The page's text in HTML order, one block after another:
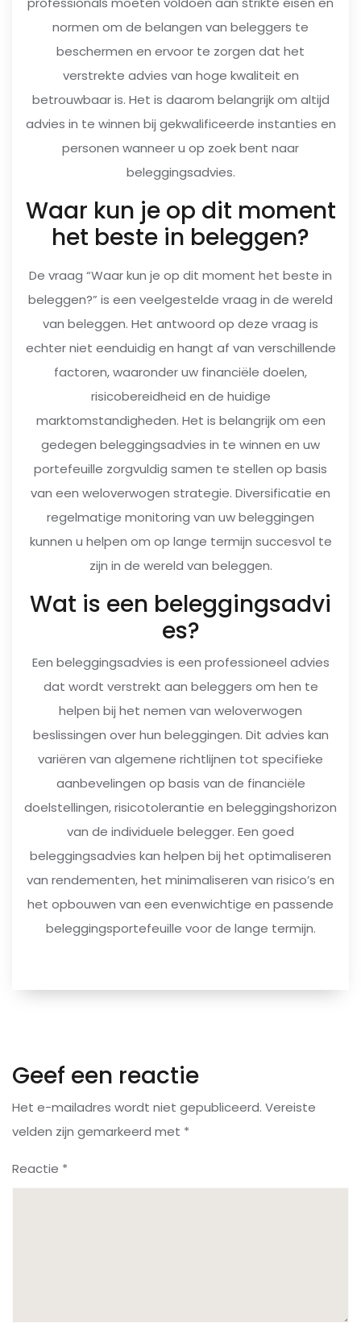
normen om de belangen van beleggers te
beschermen en ervoor te zorgen dat het
verstrekte advies van hoge kwaliteit en
betrouwbaar is. Het is daarom belangrijk om altijd
advies in te winnen bij gekwalificeerde instanties en
personen wanneer u op zoek bent naar
beleggingsadvies.
Waar kun je op dit moment
het beste in beleggen?
De vraag “Waar kun je op dit moment het beste in
beleggen?” is een veelgestelde vraag in de wereld
van beleggen. Het antwoord op deze vraag is
echter niet eenduidig en hangt af van verschillende
factoren, waaronder uw financiële doelen,
risicobereidheid en de huidige
marktomstandigheden. Het is belangrijk om een
gedegen beleggingsadvies in te winnen en uw
portefeuille zorgvuldig samen te stellen op basis
van een weloverwogen strategie. Diversificatie en
regelmatige monitoring van uw beleggingen
kunnen u helpen om op lange termijn succesvol te
zijn in de wereld van beleggen.
Wat is een beleggingsadvi
es?
Een beleggingsadvies is een professioneel advies
dat wordt verstrekt aan beleggers om hen te
helpen bij het nemen van weloverwogen
beslissingen over hun beleggingen. Dit advies kan
variëren van algemene richtlijnen tot specifieke
aanbevelingen op basis van de financiële
doelstellingen, risicotolerantie en beleggingshorizon
van de individuele belegger. Een goed
beleggingsadvies kan helpen bij het optimaliseren
van rendementen, het minimaliseren van risico’s en
het opbouwen van een evenwichtige en passende
beleggingsportefeuille voor de lange termijn.
Geef een reactie
Het e-mailadres wordt niet gepubliceerd. Vereiste
velden zijn gemarkeerd met *
Reactie *